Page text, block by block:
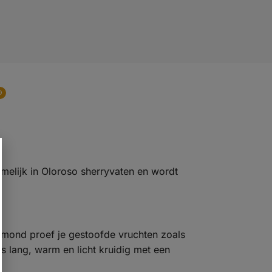
in Oloroso sherryvaten en wordt
proef je gestoofde vruchten zoals
lang, warm en licht kruidig met een